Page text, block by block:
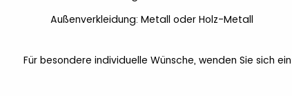
Außenverkleidung: Metall oder Holz-Metall
Für besondere individuelle Wünsche, wenden Sie sich